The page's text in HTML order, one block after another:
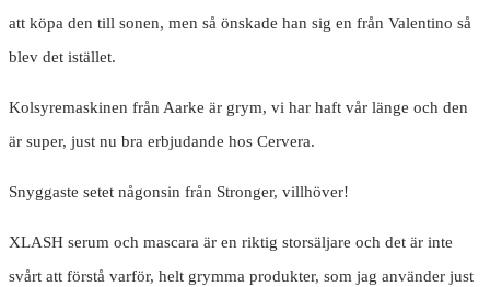
att köpa den till sonen, men så önskade han sig en från Valentino så
blev det istället.
Kolsyremaskinen från Aarke är grym, vi har haft vår länge och den
är super, just nu bra erbjudande hos Cervera.
Snyggaste setet någonsin från Stronger, villhöver!
XLASH serum och mascara är en riktig storsäljare och det är inte
svårt att förstå varför, helt grymma produkter, som jag använder just